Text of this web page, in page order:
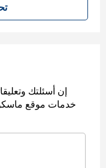
تحديث الصفحة
إن أسئلتك
خدمات موقع